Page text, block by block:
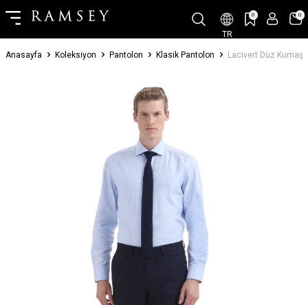
TR
0 0
Anasayfa Koleksiyon Pantolon Klasik Pantolon Lacivert Düz Kumaş